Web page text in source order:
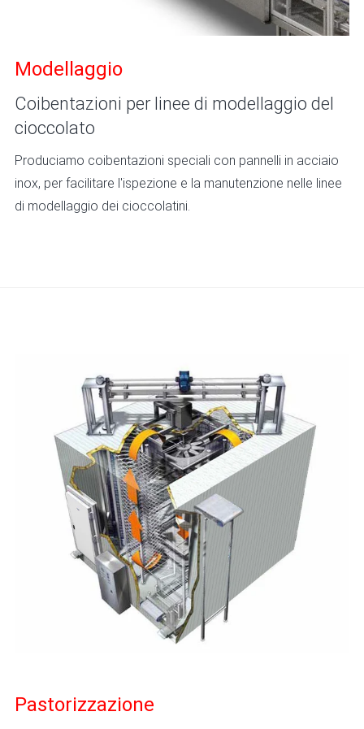
Modellaggio
Coibentazioni per linee di modellaggio del
cioccolato
Produciamo coibentazioni speciali con pannelli in acciaio
inox, per facilitare l'ispezione e la manutenzione nelle linee
di modellaggio dei cioccolatini.
Pastorizzazione